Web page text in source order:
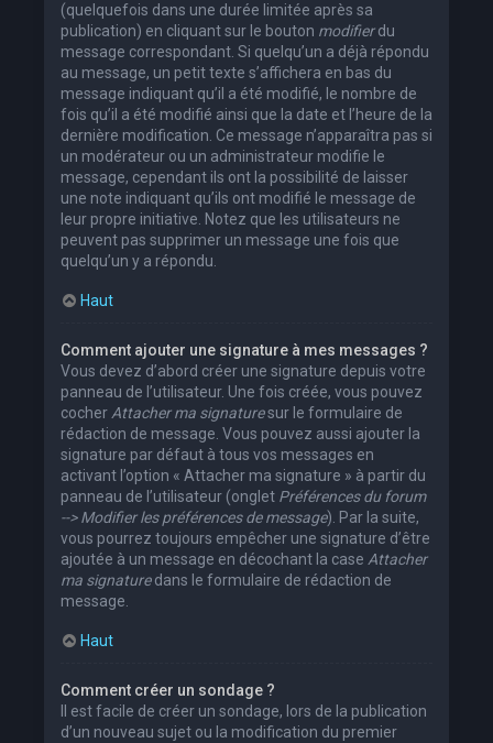
(quelquefois dans une durée limitée après sa
publication) en cliquant sur le bouton modifierdu
message correspondant. Si quelqu’un a déjà répondu
au message, un petit texte s’affichera en bas du
message indiquant qu’il a été modifié, le nombre de
fois qu’il a été modifié ainsi que la date et l’heure de la
dernière modification. Ce message n’apparaîtra pas si
un modérateur ou un administrateur modifie le
message, cependant ils ont la possibilité de laisser
une note indiquant qu’ils ont modifié le message de
leur propre initiative. Notez que les utilisateurs ne
peuvent pas supprimer un message une fois que
quelqu’un y a répondu.
Haut
Comment ajouter une signature à mes messages ?
Vous devez d’abord créer une signature depuis votre
panneau de l’utilisateur. Une fois créée, vous pouvez
cocher Attacher ma signaturesur le formulaire de
rédaction de message. Vous pouvez aussi ajouter la
signature par défaut à tous vos messages en
activant l’option « Attacher ma signature » à partir du
panneau de l’utilisateur (onglet Préférences du forum
--> Modifier les préférences de message). Par la suite,
vous pourrez toujours empêcher une signature d’être
ajoutée à un message en décochant la case Attacher
ma signaturedans le formulaire de rédaction de
message.
Haut
Comment créer un sondage ?
Il est facile de créer un sondage, lors de la publication
d’un nouveau sujet ou la modification du premier